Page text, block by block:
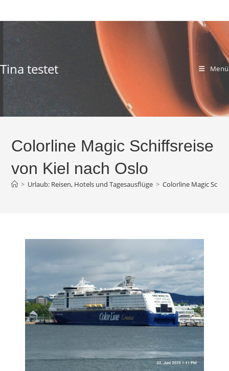
Inhalt
Tina testet Menü
Colorline Magic Schiffsreise
von Kiel nach Oslo
> Urlaub: Reisen, Hotels und Tagesausflüge > Colorline Magic